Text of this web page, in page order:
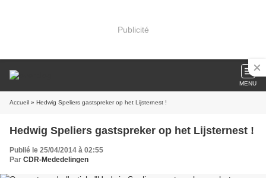
Publicité
MENU
Accueil » Hedwig Speliers gastspreker op het Lijsternest !
Hedwig Speliers gastspreker op het Lijsternest !
Publié le 25/04/2014 à 02:55
Par CDR-Mededelingen